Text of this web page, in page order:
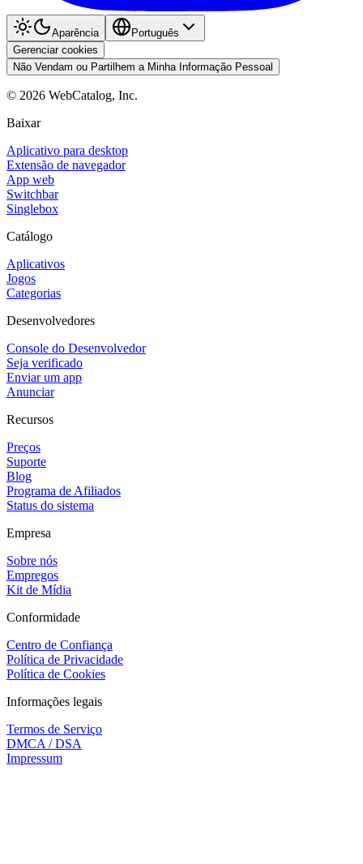
Aparência
Português
Gerenciar cookies
Não Vendam ou Partilhem a Minha Informação Pessoal
© 2026 WebCatalog, Inc.
Baixar
Aplicativo para desktop
Extensão de navegador
App web
Switchbar
Singlebox
Catálogo
Aplicativos
Jogos
Categorias
Desenvolvedores
Console do Desenvolvedor
Seja verificado
Enviar um app
Anunciar
Recursos
Preços
Suporte
Blog
Programa de Afiliados
Status do sistema
Empresa
Sobre nós
Empregos
Kit de Mídia
Conformidade
Centro de Confiança
Política de Privacidade
Política de Cookies
Informações legais
Termos de Serviço
DMCA / DSA
Impressum